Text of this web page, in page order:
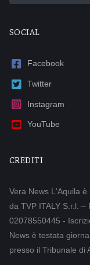
SOCIAL
Facebook
Twitter
Instagram
YouTube
CREDITI
Vera News L'Aquila
da TVP ITALY S.r.l. –
02078550445 -
News è testata
presso il Tribunale di